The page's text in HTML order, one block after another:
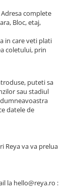
complete
Bloc, etaj,
in care veti plati
coletului, prin
puteti sa
sau stadiul
datele de
Reya va va prelua
la hello@reya.ro :